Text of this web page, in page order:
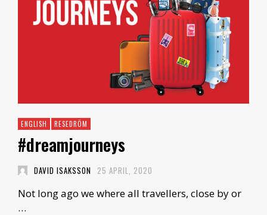
ENGLISH RESEDRÖM
#dreamjourneys
DAVID ISAKSSON 25 APRIL, 2020
Not long ago we where all travellers, close by or
…